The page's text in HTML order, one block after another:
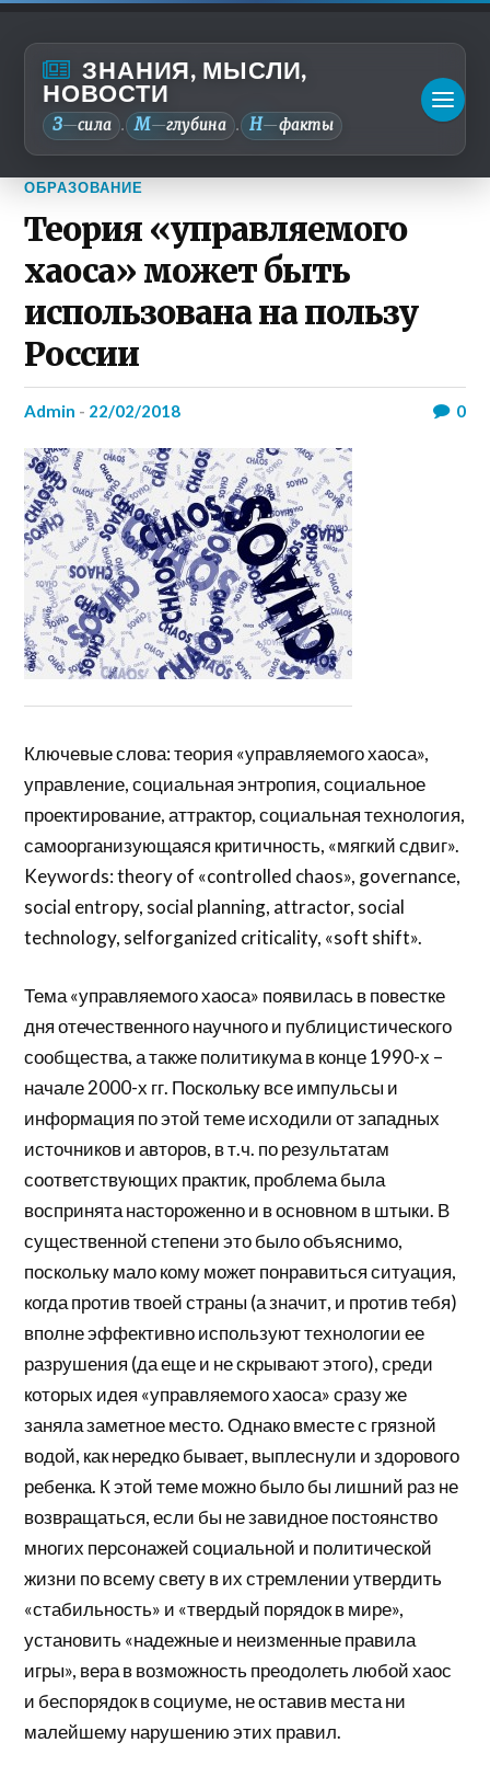
ЗНАНИЯ, МЫСЛИ,
НОВОСТИ
З—сила . М—глубина . Н—факты
ОБРАЗОВАНИЕ
Теория «управляемого
хаоса» может быть
использована на пользу
России
admin - 22/02/2018 0
Ключевые слова: теория «управляемого хаоса»,
управление, социальная энтропия, социальное
проектирование, аттрактор, социальная технология,
самоорганизующаяся критичность, «мягкий сдвиг».
Keywords: theory of «controlled chaos», governance,
social entropy, social planning, attractor, social
technology, selforganized criticality, «soft shift».
Тема «управляемого хаоса» появилась в повестке
дня отечественного научного и публицистического
сообщества, а также политикума в конце 1990-х –
начале 2000-х гг. Поскольку все импульсы и
информация по этой теме исходили от западных
источников и авторов, в т.ч. по результатам
соответствующих практик, проблема была
воспринята настороженно и в основном в штыки. В
существенной степени это было объяснимо,
поскольку мало кому может понравиться ситуация,
когда против твоей страны (а значит, и против тебя)
вполне эффективно используют технологии ее
разрушения (да еще и не скрывают этого), среди
которых идея «управляемого хаоса» сразу же
заняла заметное место. Однако вместе с грязной
водой, как нередко бывает, выплеснули и здорового
ребенка. К этой теме можно было бы лишний раз не
возвращаться, если бы не завидное постоянство
многих персонажей социальной и политической
жизни по всему свету в их стремлении утвердить
«стабильность» и «твердый порядок в мире»,
установить «надежные и неизменные правила
игры», вера в возможность преодолеть любой хаос
и беспорядок в социуме, не оставив места ни
малейшему нарушению этих правил.